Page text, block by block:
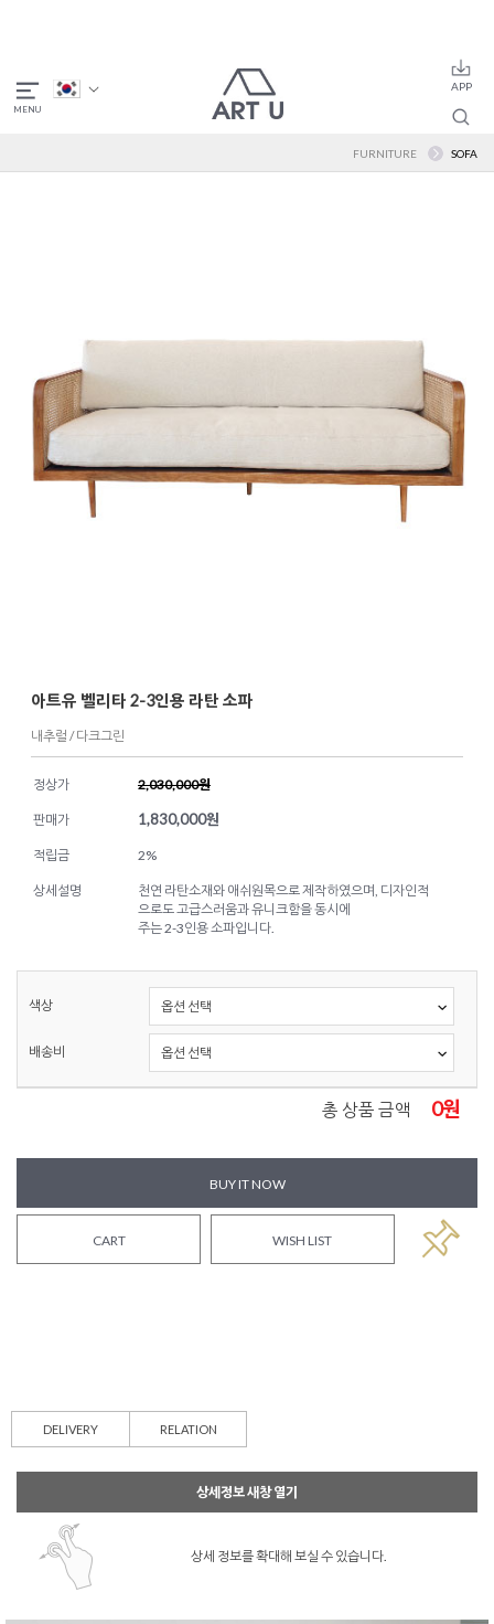
FURNITURE SOFA
아트유 벨리타 2-3인용 라탄 소파
내추럴 / 다크그린
정상가 2,030,000원
판매가 1,830,000원
적립금 2%
상세설명
천연 라탄소재와 애쉬원목으로 제작하였으며, 디자인적
으로도 고급스러움과 유니크함을 동시에
주는 2-3인용 소파입니다.
색상
배송비
총 상품 금액 0원
BUY IT NOW
CART WISH LIST
DELIVERY RELATION
상세정보 새창 열기
상세 정보를 확대해 보실 수 있습니다.